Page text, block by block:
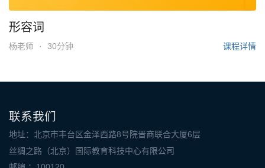
形容词
杨老师 · 30分钟 课程详情
联系我们
地址：北京市丰台区金泽西路8号院晋商联合大厦6层
丝绸之路（北京）国际教育科技中心有限公司